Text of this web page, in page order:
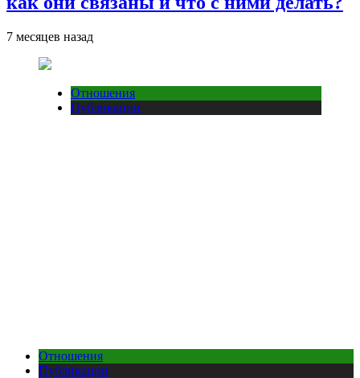
7 месяцев назад
Отношения
Публикации
Отношения
Публикации